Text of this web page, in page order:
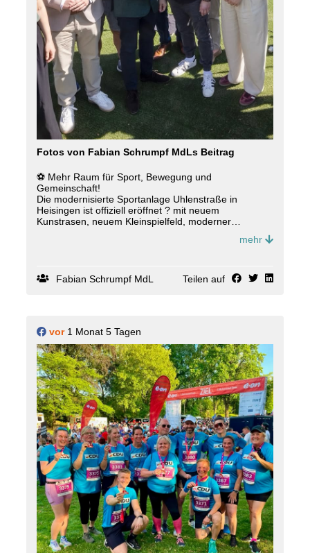
Fotos von Fabian Schrumpf MdLs Beitrag
⚽️ Mehr Raum für Sport, Bewegung und
Gemeinschaft!
Die modernisierte Sportanlage Uhlenstraße in
Heisingen ist offiziell eröffnet ? mit neuem
Kunstrasen, neuem Kleinspielfeld, moderner
Investition in unsere Vereine Heisinger SV 52/96 e.V.
mehr
Fabian Schrumpf MdL Teilen auf
vor1 Monat 5 Tagen